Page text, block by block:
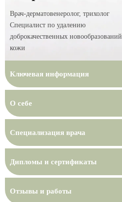
Врач-дерматовенеролог, трихолог
Специалист по удалению
доброкачественных новообразований
кожи
Ключевая информация
О себе
Специализация врача
Дипломы и сертификаты
Отзывы и работы